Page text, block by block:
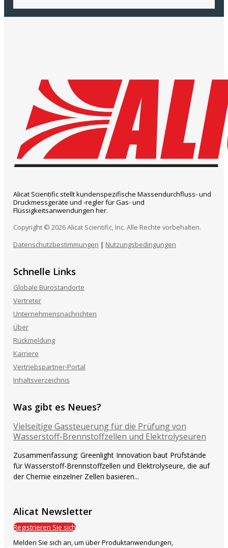
Alicat Scientific stellt kundenspezifische Massendurchfluss- und
Druckmessgeräte und -regler für Gas- und
Flüssigkeitsanwendungen her.
Copyright © 2026 Alicat Scientific, Inc. Alle Rechte vorbehalten.
Datenschutzbestimmungen | Nutzungsbedingungen
Schnelle Links
Globale Bürostandorte
Vertreter
Unternehmensnachrichten
Über
Rückmeldung
Karriere
Vertriebspartner-Portal
Inhaltsverzeichnis
Was gibt es Neues?
Vielseitige Gassteuerung für die Prüfung von
Wasserstoff-Brennstoffzellen und Elektrolyseuren
Zusammenfassung: Greenlight Innovation baut Prüfstände
für Wasserstoff-Brennstoffzellen und Elektrolyseure, die auf
der Chemie einzelner Zellen basieren...
Alicat Newsletter
Registrieren Sie sich
Melden Sie sich an, um über Produktanwendungen,